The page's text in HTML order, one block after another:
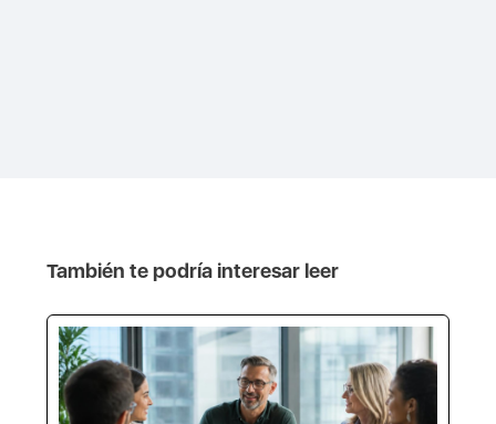
También te podría interesar leer